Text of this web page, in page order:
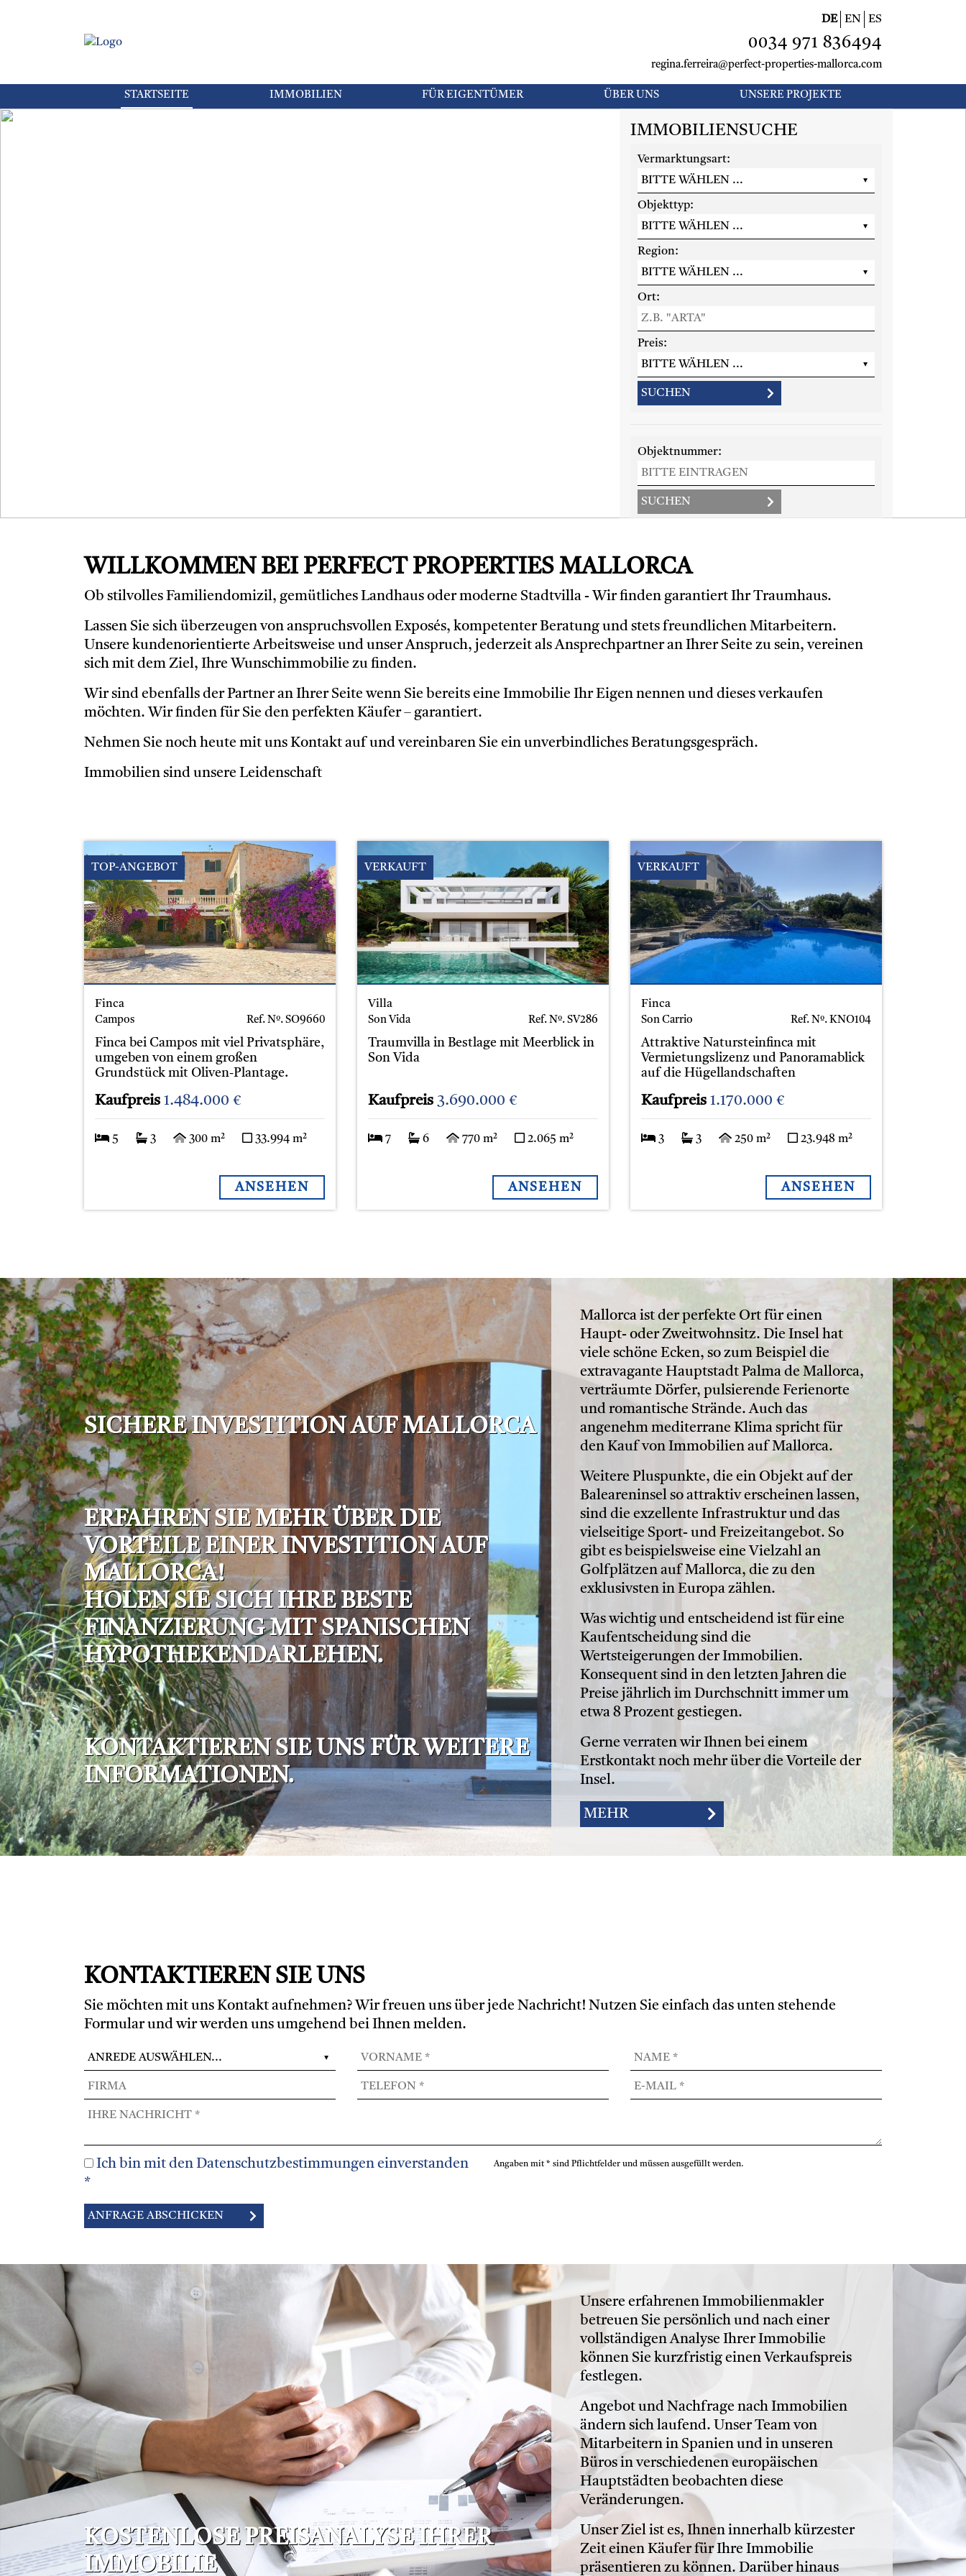
DE EN ES
0034 971 836494
regina.ferreira@perfect-properties-mallorca.com
STARTSEITE IMMOBILIEN FÜR EIGENTÜMER ÜBER UNS UNSERE PROJEKTE
IMMOBILIENSUCHE
Vermarktungsart:
Objekttyp:
Region:
Ort:
Preis:
Objektnummer:
WILLKOMMEN BEI PERFECT PROPERTIES MALLORCA
Ob stilvolles Familiendomizil, gemütliches Landhaus oder moderne Stadtvilla - Wir finden garantiert Ihr Traumhaus.
Lassen Sie sich überzeugen von anspruchsvollen Exposés, kompetenter Beratung und stets freundlichen Mitarbeitern.
Unsere kundenorientierte Arbeitsweise und unser Anspruch, jederzeit als Ansprechpartner an Ihrer Seite zu sein, vereinen
sich mit dem Ziel, Ihre Wunschimmobilie zu finden.
Wir sind ebenfalls der Partner an Ihrer Seite wenn Sie bereits eine Immobilie Ihr Eigen nennen und dieses verkaufen
möchten. Wir finden für Sie den perfekten Käufer – garantiert.
Nehmen Sie noch heute mit uns Kontakt auf und vereinbaren Sie ein unverbindliches Beratungsgespräch.
Immobilien sind unsere Leidenschaft
TOP-ANGEBOT
Finca
Campos Ref. Nº. SO9660
Finca bei Campos mit viel Privatsphäre,
umgeben von einem großen
Grundstück mit Oliven-Plantage.
Kaufpreis 1.484.000 €
5 3 300 m² 33.994 m²
ANSEHEN
VERKAUFT
Villa
Son Vida Ref. Nº. SV286
Traumvilla in Bestlage mit Meerblick in
Son Vida
Kaufpreis 3.690.000 €
7 6 770 m² 2.065 m²
ANSEHEN
VERKAUFT
Finca
Son Carrio Ref. Nº. KNO104
Attraktive Natursteinfinca mit
Vermietungslizenz und Panoramablick
auf die Hügellandschaften
Kaufpreis 1.170.000 €
3 3 250 m² 23.948 m²
ANSEHEN
SICHERE INVESTITION AUF MALLORCA
ERFAHREN SIE MEHR ÜBER DIE
VORTEILE EINER INVESTITION AUF
MALLORCA!
HOLEN SIE SICH IHRE BESTE
FINANZIERUNG MIT SPANISCHEN
HYPOTHEKENDARLEHEN.
KONTAKTIEREN SIE UNS FÜR WEITERE
INFORMATIONEN.
Mallorca ist der perfekte Ort für einen
Haupt- oder Zweitwohnsitz. Die Insel hat
viele schöne Ecken, so zum Beispiel die
extravagante Hauptstadt Palma de Mallorca,
verträumte Dörfer, pulsierende Ferienorte
und romantische Strände. Auch das
angenehm mediterrane Klima spricht für
den Kauf von Immobilien auf Mallorca.
Weitere Pluspunkte, die ein Objekt auf der
Baleareninsel so attraktiv erscheinen lassen,
sind die exzellente Infrastruktur und das
vielseitige Sport- und Freizeitangebot. So
gibt es beispielsweise eine Vielzahl an
Golfplätzen auf Mallorca, die zu den
exklusivsten in Europa zählen.
Was wichtig und entscheidend ist für eine
Kaufentscheidung sind die
Wertsteigerungen der Immobilien.
Konsequent sind in den letzten Jahren die
Preise jährlich im Durchschnitt immer um
etwa 8 Prozent gestiegen.
Gerne verraten wir Ihnen bei einem
Erstkontakt noch mehr über die Vorteile der
Insel.
MEHR
KONTAKTIEREN SIE UNS
Sie möchten mit uns Kontakt aufnehmen? Wir freuen uns über jede Nachricht! Nutzen Sie einfach das unten stehende
Formular und wir werden uns umgehend bei Ihnen melden.
Ich bin mit den Datenschutzbestimmungen einverstanden
*
Angaben mit * sind Pflichtfelder und müssen ausgefüllt werden.
KOSTENLOSE PREISANALYSE IHRER
IMMOBILIE
Unsere erfahrenen Immobilienmakler
betreuen Sie persönlich und nach einer
vollständigen Analyse Ihrer Immobilie
können Sie kurzfristig einen Verkaufspreis
festlegen.
Angebot und Nachfrage nach Immobilien
ändern sich laufend. Unser Team von
Mitarbeitern in Spanien und in unseren
Büros in verschiedenen europäischen
Hauptstädten beobachten diese
Veränderungen.
Unser Ziel ist es, Ihnen innerhalb kürzester
Zeit einen Käufer für Ihre Immobilie
präsentieren zu können. Darüber hinaus